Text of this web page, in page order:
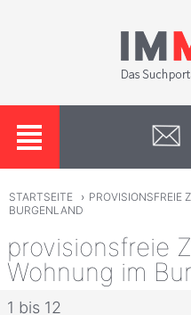
STARTSEITE › PROVISIONSFREIE
BURGENLAND
provisionsfreie
Wohnung im
1 bis 12